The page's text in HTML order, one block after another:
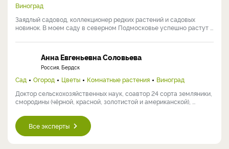
Виноград
Заядлый садовод, коллекционер редких растений и садовых
новинок. В моем саду в северном Подмосковье успешно растут ...
Анна Евгеньевна Соловьева
Россия, Бердск
Сад Огород Цветы Комнатные растения
Виноград
Доктор сельскохозяйственных наук, соавтор 24 сорта земляники,
смородины (чёрной, красной, золотистой и американской), ...
Все эксперты